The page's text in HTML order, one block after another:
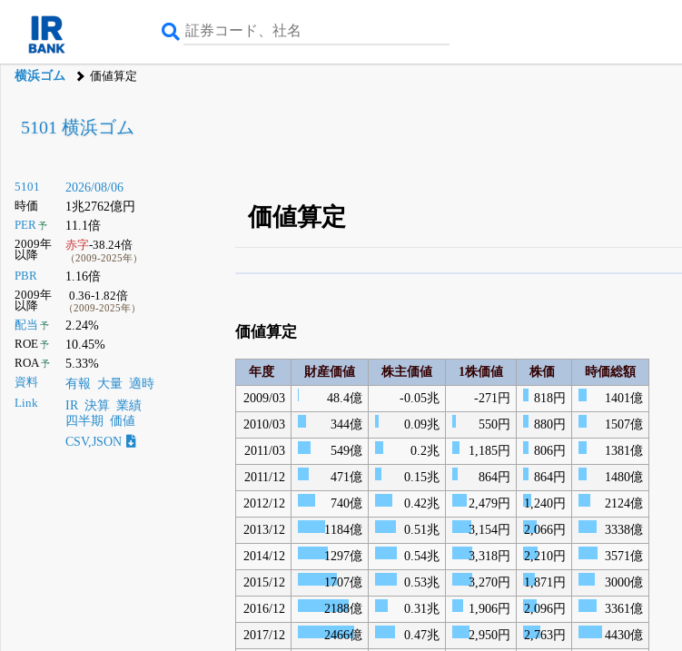
横浜ゴム 価値算定
5101 横浜ゴム
5101 2026/08/06
時価 1兆2762億円
PER予 11.1倍
2009年
以降
赤字-38.24倍
（2009-2025年）
PBR 1.16倍
2009年
以降
0.36-1.82倍
（2009-2025年）
配当 予 2.24%
ROE予 10.45%
ROA 予 5.33%
資料 有報 大量 適時
Link IR 決算 業績
四半期 価値
CSV,JSON
価値算定
登録すると永久30%OFFと米株版の先行利用も付きます
価値算定
年度 財産価値 株主価値 1株価値 株価
時価総額
2009/03
48.4億 -0.05兆 -271円 818円
1401億
2010/03
344億 0.09兆 550円 880円
1507億
2011/03
549億 0.2兆 1,185円 806円
1381億
2011/12
471億 0.15兆 864円 864円
1480億
2012/12
740億 0.42兆 2,479円 1,240円
2124億
2013/12
1184億 0.51兆 3,154円 2,066円
3338億
2014/12
1297億 0.54兆 3,318円 2,210円
3571億
2015/12
1707億 0.53兆 3,270円 1,871円
3000億
2016/12
2188億 0.31兆 1,906円 2,096円
3361億
2017/12
2466億 0.47兆 2,950円 2,763円
4430億